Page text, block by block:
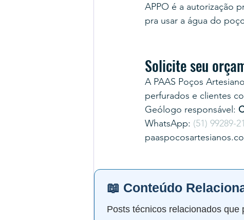
APPO é a autorização
pra usar a água do
Solicite seu
A PAAS Poços
perfurados e clientes
Geólogo responsável:
WhatsApp: (51) 99289-
📖 Conteúdo
Posts técnicos relacionados que